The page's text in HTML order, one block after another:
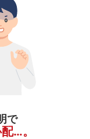
で
…。